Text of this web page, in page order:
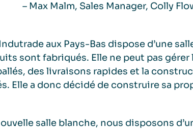
– Max Malm, Sales Manager, Colly
aux Pays-Bas dispose d’une
sont fabriqués. Elle ne peut pas
des livraisons rapides et la
Elle a donc décidé de construire sa
salle blanche, nous disposons